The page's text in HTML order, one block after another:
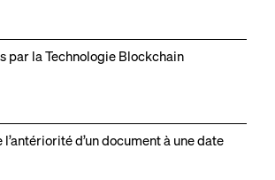
par la Technologie Blockchain
d’un document à une date